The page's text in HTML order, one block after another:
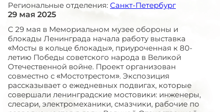
Региональные отделения: Санкт-Петербург
29 мая 2025
С 29 мая в Мемориальном музее обороны и
блокады Ленинграда начала работу выставка
«Мосты в кольце блокады», приуроченная к 80-
летию Победы советского народа в Великой
Отечественной войне. Проект организован
совместно с «Мостотрестом». Экспозиция
рассказывает о ежедневных подвигах, которые
совершали ленинградские мостовики: инженеры,
слесари, электромеханики, смазчики, рабочие по